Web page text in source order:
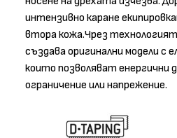
интензивно каране
втора кожа.Чрез
създава оригинални модели с
които позволяват енергични
ограничение или напрежение.